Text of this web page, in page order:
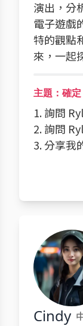
演出，分
電子遊戲
特的觀點
來，一起
主題：確
1. 詢問
2. 詢問
3. 分享我
Cindy